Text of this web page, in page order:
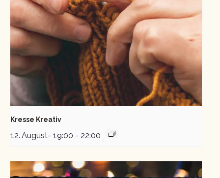
Kresse Kreativ
12. August- 19:00 - 22:00